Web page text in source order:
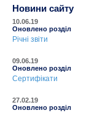
Новини сайту
10.06.19
Оновлено розділ
Річні звіти
09.06.19
Оновлено розділ
Сертифікати
27.02.19
Оновлено розділ